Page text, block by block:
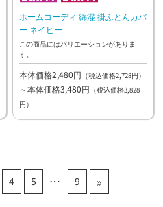
ホームコーディ 綿混 掛ふとんカバ
ー ネイビー
この商品にはバリエーションがありま
す。
本体価格2,480円 （税込価格2,728円）
～本体価格3,480円 （税込価格3,828
円）
4 5 9 »